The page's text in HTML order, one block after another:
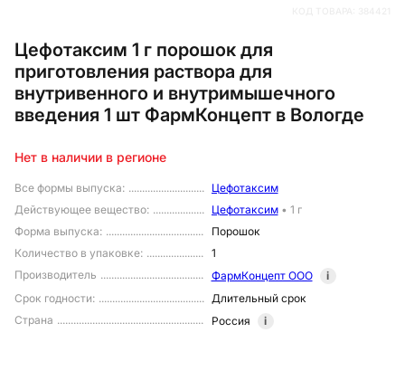
Цефотаксим 1 г порошок для
приготовления раствора для
внутривенного и внутримышечного
введения 1 шт ФармКонцепт в Вологде
Все формы выпуска:
Цефотаксим
Действующее вещество: Цефотаксим• 1 г
Форма выпуска:
Порошок
Количество в упаковке:
1
Производитель
ФармКонцепт ООО
i
Срок годности:
Длительный срок
Страна
Россия i
Нет в наличии в регионе